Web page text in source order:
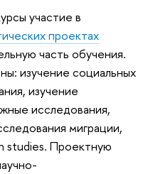
участие в
проектах
часть обучения.
изучение социальных
изучение
исследования,
миграции,
studies. Проектную